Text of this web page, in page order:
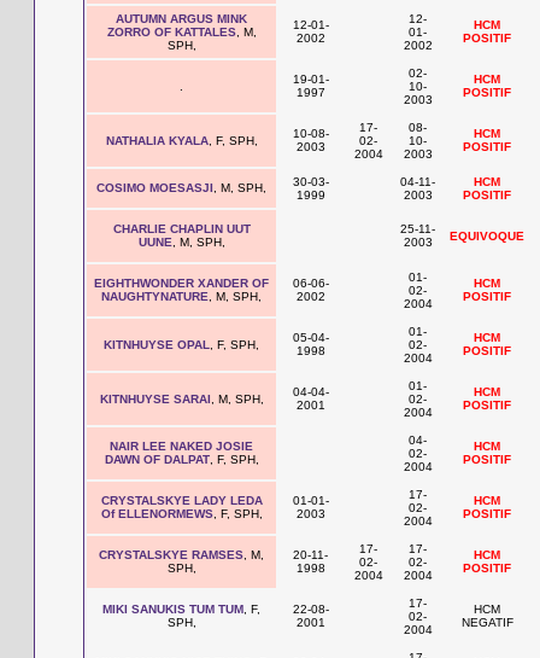
AUTUMN ARGUS MINK
ZORRO OF KATTALES, M,
SPH,
12-01-
2002
12-
01-
2002
HCM
POSITIF
19-01-
1997
02-
10-
2003
HCM
POSITIF
NATHALIA KYALA, F, SPH,
10-08-
2003
17-
02-
2004
08-
10-
2003
HCM
POSITIF
COSIMO MOESASJI , M, SPH,
30-03-
1999
04-11-
2003
HCM
POSITIF
CHARLIE CHAPLIN UUT
UUNE , M, SPH,
25-11-
2003
EQUIVOQUE
EIGHTHWONDER XANDER OF
NAUGHTYNATURE , M, SPH,
06-06-
2002
01-
02-
2004
HCM
POSITIF
KITNHUYSE OPAL , F, SPH,
05-04-
1998
01-
02-
2004
HCM
POSITIF
KITNHUYSE SARAI , M, SPH,
04-04-
2001
01-
02-
2004
HCM
POSITIF
NAIR LEE NAKED JOSIE
DAWN OF DALPAT, F, SPH,
04-
02-
2004
HCM
POSITIF
CRYSTALSKYE LADY LEDA
Of ELLENORMEWS, F, SPH,
01-01-
2003
17-
02-
2004
HCM
POSITIF
CRYSTALSKYE RAMSES , M,
SPH,
20-11-
1998
17-
02-
2004
17-
02-
2004
HCM
POSITIF
MIKI SANUKIS TUM TUM , F,
SPH,
22-08-
2001
17-
02-
2004
HCM
NEGATIF